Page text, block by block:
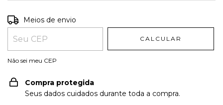
Entregas para o CEP:
Meios de envio
CALCULAR
Não sei meu CEP
Compra protegida
Seus dados cuidados durante toda a compra.